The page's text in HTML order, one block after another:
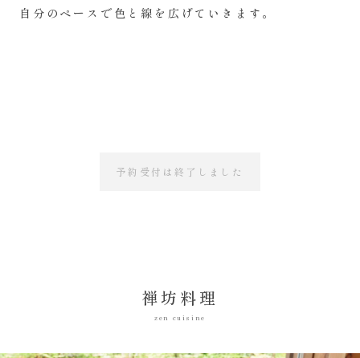
自分のペースで色と線を広げていきます。
予約受付は終了しました
禅坊料理
zen cuisine